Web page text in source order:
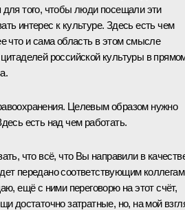
для того, чтобы люди посещали эти
интерес к культуре. Здесь есть чем
что и сама область в этом смысле
российской культуры в
Целевым образом нужно
есть над чем работать.
что всё, что Вы направили в
передано соответствующим
ещё с ними переговорю на этот счёт,
достаточно затратные, но, на мой